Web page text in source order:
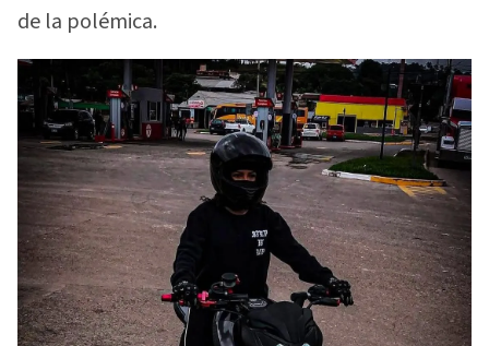
de la polémica.